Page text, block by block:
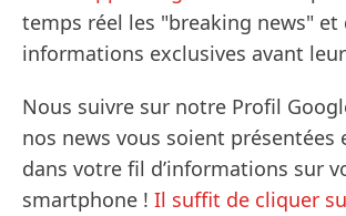
temps réel les "breaking news" et
informations exclusives avant
Nous suivre sur notre Profil
nos news vous soient présentées
dans votre fil d’informations sur
smartphone ! Il suffit de cliquer